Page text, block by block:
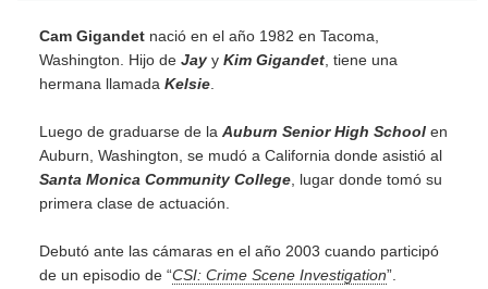
Cam Gigandet nació en el año 1982 en Tacoma,
Washington. Hijo de Jay y Kim Gigandet , tiene una
hermana llamada Kelsie
Luego de graduarse de la Auburn Senior High School en
Auburn, Washington, se mudó a California donde asistió al
Santa Monica Community College , lugar donde tomó su
primera clase de actuación.
Debutó ante las cámaras en el año 2003 cuando participó
de un episodio de “CSI: Crime Scene Investigation”.